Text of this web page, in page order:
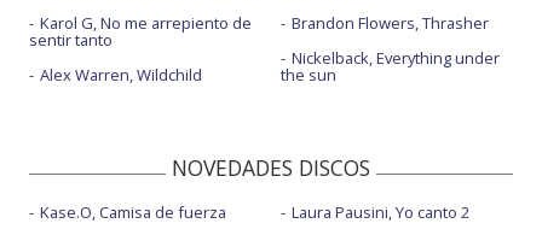
Karol G, No me arrepiento de
sentir tanto
Alex Warren, Wildchild
Brandon Flowers, Thrasher
Nickelback, Everything under
the sun
NOVEDADES DISCOS
Kase.O, Camisa de fuerza
Laura Pausini, Yo canto 2